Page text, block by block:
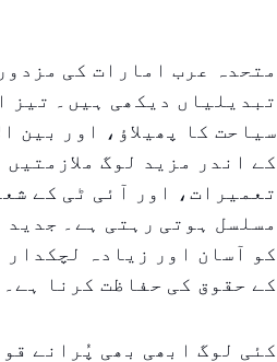
متحدہ عرب امارات کی
تبدیلیاں دیکھی ہیں۔ تیز
سیاحت کا پھیلاؤ، اور بین
کے اندر مزید لوگ
تعمیرات، اور آئی ٹی کے
مسلسل ہوتی رہتی ہے۔ جدید
کو آسان اور زیادہ لچکدار
کے حقوق کی حفاظت کرنا ہے۔
کئی لوگ ابھی بھی پُرانے